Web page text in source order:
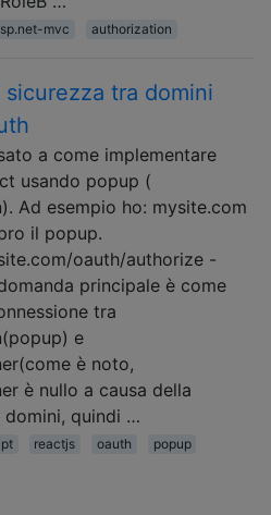
mvc authorization
sicurezza tra domini
a come implementare
usando popup (
Ad esempio ho: mysite.com
il popup.
oauth/authorize -
principale è come
tra
e
è noto,
è nullo a causa della
domini, quindi …
reactjs oauth
popup